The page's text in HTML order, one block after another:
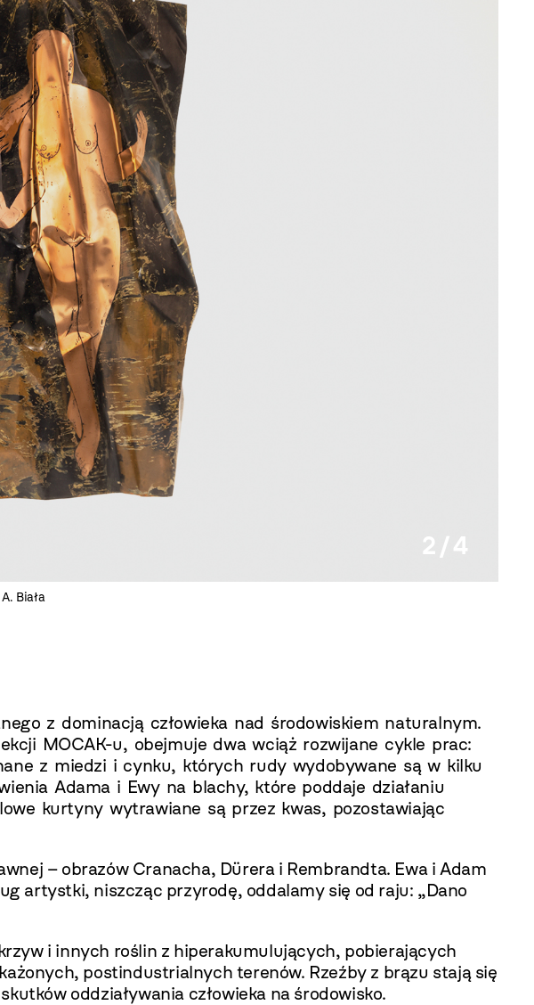
Biała
2 / 4
z dominacją człowieka nad środowiskiem naturalnym.
MOCAK-u, obejmuje dwa wciąż rozwijane cykle prac:
z miedzi i cynku, których rudy wydobywane są w kilku
Adama i Ewy na blachy, które poddaje działaniu
kurtyny wytrawiane są przez kwas, pozostawiając
– obrazów Cranacha, Dürera i Rembrandta. Ewa i Adam
artystki, niszcząc przyrodę, oddalamy się od raju: „Dano
i innych roślin z hiperakumulujących, pobierających
postindustrialnych terenów. Rzeźby z brązu stają się
oddziaływania człowieka na środowisko.